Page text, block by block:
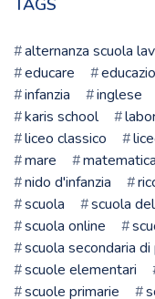
TAGS
alternanza scuola
educare
infanzia
inglese
karis school
liceo classico
mare
matematica
nido d'infanzia
scuola
scuola
scuola online
scuola secondaria
scuole elementari
scuole primarie